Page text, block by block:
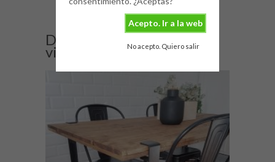
Acepto. Ir a la web
No acepto. Quiero salir
DIY-mesa-de-comedor-
vintage-5